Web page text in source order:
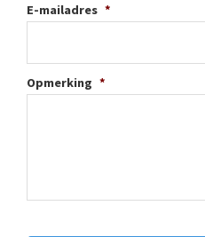
E-mailadres *
Opmerking *